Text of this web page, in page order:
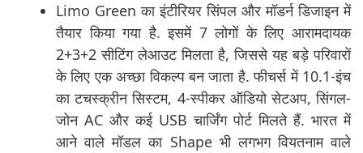
Limo Green का इंटीरियर सिंपल और मॉडर्न डिजाइन में
तैयार किया गया है. इसमें 7 लोगों के लिए आरामदायक
2+3+2 सीटिंग लेआउट मिलता है, जिससे यह बड़े परिवारों
के लिए एक अच्छा विकल्प बन जाता है. फीचर्स में 10.1-इंच
का टचस्क्रीन सिस्टम, 4-स्पीकर ऑडियो सेटअप, सिंगल-
जोन AC और कई USB चार्जिंग पोर्ट मिलते हैं. भारत में
आने वाले मॉडल का Shape भी लगभग वियतनाम वाले